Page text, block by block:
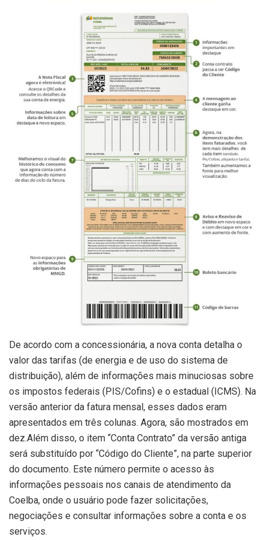
De acordo com a concessionária, a nova conta detalha o
valor das tarifas (de energia e de uso do sistema de
distribuição), além de informações mais minuciosas sobre
os impostos federais (PIS/Cofins) e o estadual (ICMS). Na
versão anterior da fatura mensal, esses dados eram
apresentados em três colunas. Agora, são mostrados em
dez.Além disso, o item “Conta Contrato” da versão antiga
será substituído por “Código do Cliente”, na parte superior
do documento. Este número permite o acesso às
informações pessoais nos canais de atendimento da
Coelba, onde o usuário pode fazer solicitações,
negociações e consultar informações sobre a conta e os
serviços.